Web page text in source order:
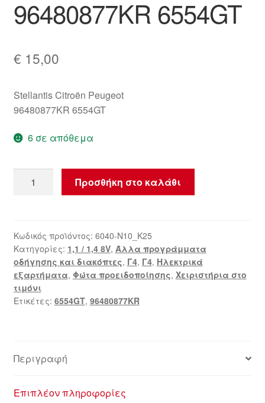
96480877KR 6554GT
€ 15,00
Stellantis Citroën Peugeot
96480877KR 6554GT
6 σε απόθεμα
φώτων
Citroën
C4
96480877KR
6554GT
ποσότητα
Προσθήκη στο καλάθι
Κωδικός προϊόντος: 6040-N10_K25
Κατηγορίες: 1,1 / 1,4 8V, Άλλα προγράμματα
οδήγησης και διακόπτες, Γ4, Γ4, Ηλεκτρικά
εξαρτήματα, Φώτα προειδοποίησης, Χειριστήρια στο
τιμόνι
Ετικέτες: 6554GT, 96480877KR
Περιγραφή
Επιπλέον πληροφορίες